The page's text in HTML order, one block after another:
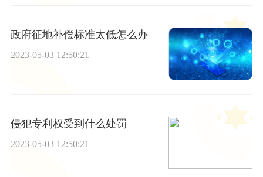
政府征地补偿标准太低怎么办
2023-05-03 12:50:21
侵犯专利权受到什么处罚
2023-05-03 12:50:21